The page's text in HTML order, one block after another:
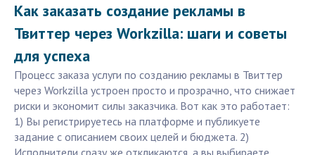
Как заказать создание рекламы в
Твиттер через Workzilla: шаги и советы
для успеха
Процесс заказа услуги по созданию рекламы в Твиттер
через Workzilla устроен просто и прозрачно, что снижает
риски и экономит силы заказчика. Вот как это работает:
1) Вы регистрируетесь на платформе и публикуете
задание с описанием своих целей и бюджета. 2)